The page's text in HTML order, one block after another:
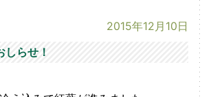
2015年12月10日
らせ！